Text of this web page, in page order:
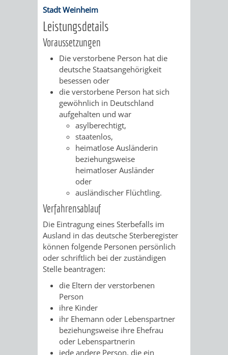
OFFENEN
DENKMALS
ANTRAGSVERFAHREN
VERMIETE
DOCH
DEINE
WIEDERVERMIETUNGSPRÄMIE
STABSSTELLE
AMT
Stadt Weinheim
Leistungsdetails
Voraussetzungen
Die verstorbene Person hat die
deutsche Staatsangehörigkeit
besessen oder
die verstorbene Person hat sich
gewöhnlich in Deutschland
aufgehalten und war
asylberechtigt,
staatenlos,
heimatlose Ausländerin
beziehungsweise
heimatloser Ausländer
oder
ausländischer Flüchtling.
Verfahrensablauf
Die Eintragung eines Sterbefalls im
Ausland in das deutsche Sterberegister
können folgende Personen persönlich
oder schriftlich bei der zuständigen
Stelle beantragen:
die Eltern der verstorbenen
Person
ihre Kinder
ihr Ehemann oder Lebenspartner
beziehungsweise ihre Ehefrau
oder Lebenspartnerin
jede andere Person, die ein